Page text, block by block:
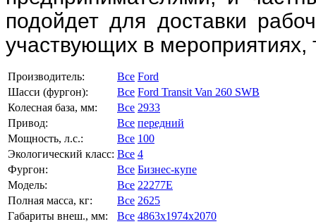
подойдет для доставки
участвующих в мероприятиях,
Производитель: Все Ford
Шасси (фургон):
Все Ford Transit Van 260 SWB
Колесная база, мм:
Все 2933
Привод:
Все передний
Мощность, л.с.:
Все 100
Экологический класс: Все 4
Фургон:
Все Бизнес-купе
Модель:
Все 22277E
Полная масса, кг:
Все 2625
Габариты внеш., мм:
Все 4863x1974x2070